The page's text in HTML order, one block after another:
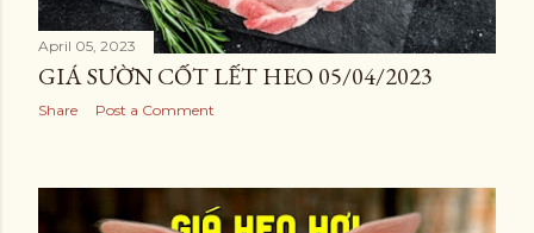
April 05, 2023
GIÁ SƯỜN CỐT LẾT HEO 05/04/2023
Share Post a Comment